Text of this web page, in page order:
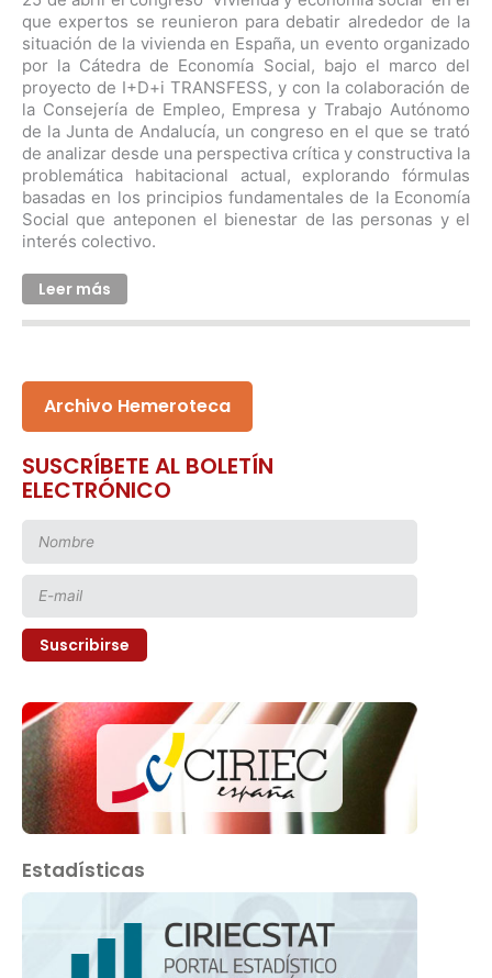
que expertos se reunieron para debatir alrededor de la
situación de la vivienda en España, un evento organizado
por la Cátedra de Economía Social, bajo el marco del
proyecto de I+D+i TRANSFESS, y con la colaboración de
la Consejería de Empleo, Empresa y Trabajo Autónomo
de la Junta de Andalucía, un congreso en el que se trató
de analizar desde una perspectiva crítica y constructiva la
problemática habitacional actual, explorando fórmulas
basadas en los principios fundamentales de la Economía
Social que anteponen el bienestar de las personas y el
interés colectivo.
Leer más
Archivo Hemeroteca
SUSCRÍBETE AL BOLETÍN
ELECTRÓNICO
Estadísticas